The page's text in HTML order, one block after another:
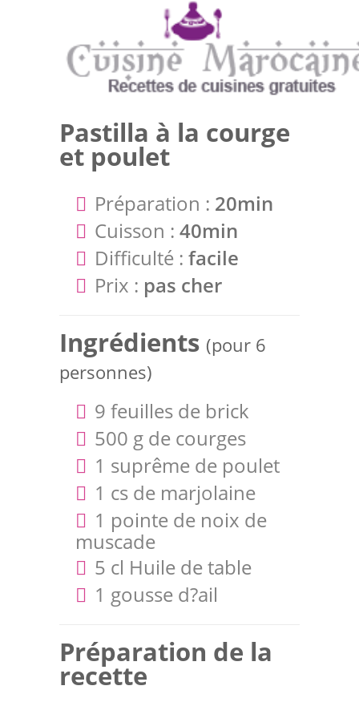
Pastilla à la courge
et poulet
Préparation : 20min
Cuisson : 40min
Difficulté : facile
Prix : pas cher
Ingrédients (pour 6
personnes)
9 feuilles de brick
500 g de courges
1 suprême de poulet
1 cs de marjolaine
1 pointe de noix de
muscade
5 cl Huile de table
1 gousse d?ail
Préparation de la
recette